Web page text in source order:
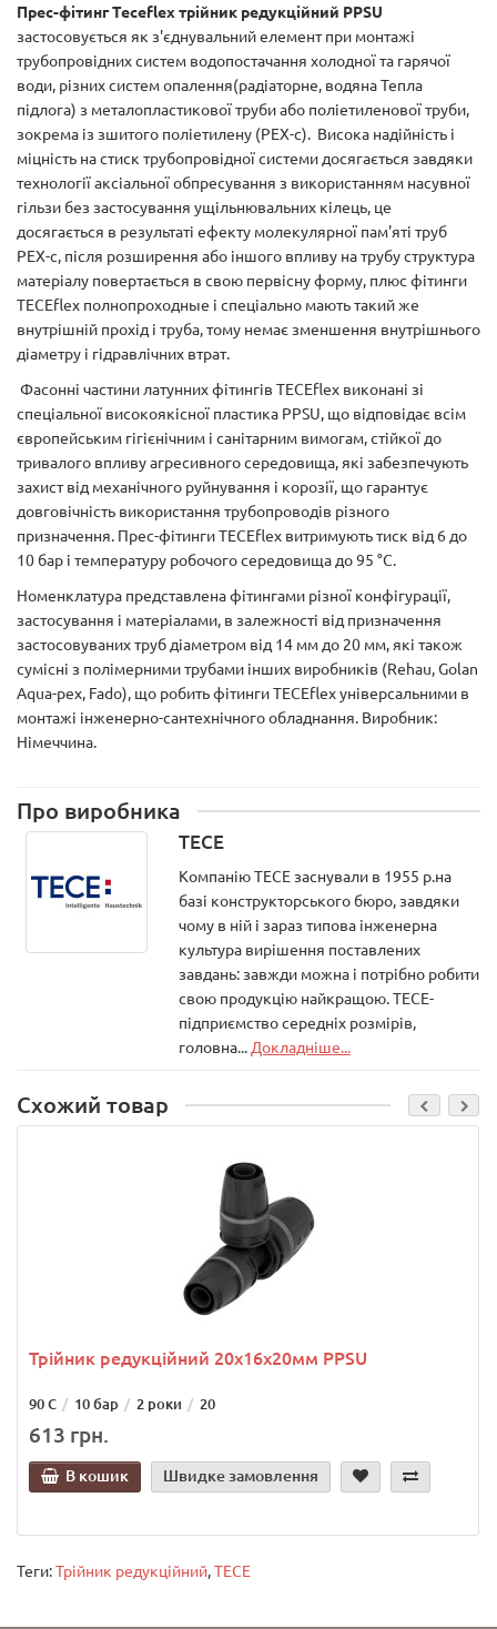
Прес-фітинг Teceflex трійник редукційний PPSU
застосовується як з'єднувальний елемент при монтажі
трубопровідних систем водопостачання холодної та гарячої
води, різних систем опалення(радіаторне, водяна Тепла
підлога) з металопластикової труби або поліетиленової труби,
зокрема із зшитого поліетилену (PEX-с). Висока надійність і
міцність на стиск трубопровідної системи досягається завдяки
технології аксіальної обпресування з використанням насувної
гільзи без застосування ущільнювальних кілець, це
досягається в результаті ефекту молекулярної пам'яті труб
PEX-с, після розширення або іншого впливу на трубу структура
матеріалу повертається в свою первісну форму, плюс фітинги
TECEflex полнопроходные і спеціально мають такий же
внутрішній прохід і труба, тому немає зменшення внутрішнього
діаметру і гідравлічних втрат.
Фасонні частини латунних фітингів TECEflex виконані зі
спеціальної високоякісної пластика PPSU, що відповідає всім
європейським гігієнічним і санітарним вимогам, стійкої до
тривалого впливу агресивного середовища, які забезпечують
захист від механічного руйнування і корозії, що гарантує
довговічність використання трубопроводів різного
призначення. Прес-фітинги TECEflex витримують тиск від 6 до
10 бар і температуру робочого середовища до 95 °С.
Номенклатура представлена фітингами різної конфігурації,
застосування і матеріалами, в залежності від призначення
застосовуваних труб діаметром від 14 мм до 20 мм, які також
сумісні з полімерними трубами інших виробників (Rehau, Golan
Aqua-pex, Fado), що робить фітинги TECEflex універсальними в
монтажі інженерно-сантехнічного обладнання. Виробник:
Німеччина.
Про виробника
TECE
Компанію ТЕСЕ заснували в 1955 р.на
базі конструкторського бюро, завдяки
чому в ній і зараз типова інженерна
культура вирішення поставлених
завдань: завжди можна і потрібно робити
свою продукцію найкращою. ТЕСЕ-
підприємство середніх розмірів,
головна... Докладніше...
Схожий товар
Трійник редукційний 20х16х20мм PPSU
90 С 10 бар 2 роки 20
613 грн.
В кошик Швидке замовлення
Теги:Трійник редукційний,TECE